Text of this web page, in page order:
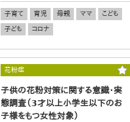
子育て 育児 母親 ママ
こども
子ども
コロナ
花粉症
子供の花粉対策に関する意識・実
態調査（3才以上小学生以下のお
子様をもつ女性対象）